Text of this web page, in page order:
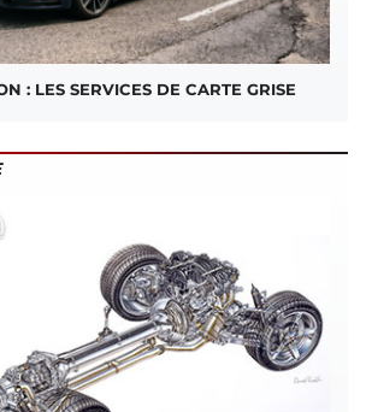
: LES SERVICES DE CARTE GRISE